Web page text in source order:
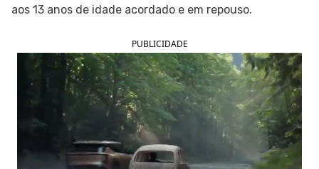
aos 13 anos de idade acordado e em repouso.
PUBLICIDADE